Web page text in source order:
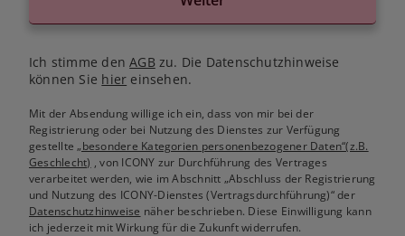
Ich stimme denAGB zu. Die Datenschutzhinweise
können Sie hier einsehen.
Mit der Absendung willige ich ein, dass von mir bei der
Registrierung oder bei Nutzung des Dienstes zur Verfügung
gestellte„besondere Kategorien personenbezogener Daten“(z.B.
Geschlecht) , von ICONY zur Durchführung des Vertrages
verarbeitet werden, wie im Abschnitt „Abschluss der Registrierung
und Nutzung des ICONY-Dienstes (Vertragsdurchführung)“ der
Datenschutzhinweise näher beschrieben. Diese Einwilligung kann
ich jederzeit mit Wirkung für die Zukunft widerrufen.